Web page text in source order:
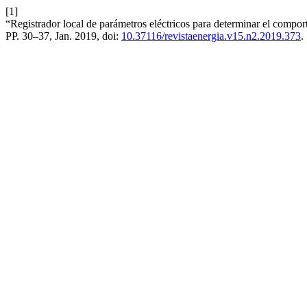
[1]
“Registrador local de parámetros eléctricos para determinar el
PP. 30–37, Jan. 2019, doi: 10.37116/revistaenergia.v15.n2.2019.373.